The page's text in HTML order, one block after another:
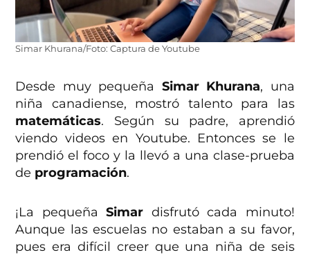
Simar Khurana/Foto: Captura de Youtube
Desde muy pequeña Simar Khurana, una
niña canadiense, mostró talento para las
matemáticas. Según su padre, aprendió
viendo videos en Youtube. Entonces se le
prendió el foco y la llevó a una clase-prueba
de programación.
¡La pequeñaSimar disfrutó cada minuto!
Aunque las escuelas no estaban a su favor,
pues era difícil creer que una niña de seis